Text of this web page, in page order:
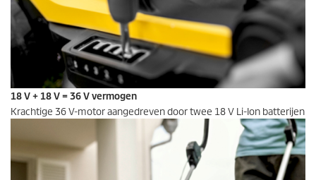
18 V + 18 V = 36 V vermogen
Krachtige 36 V-motor aangedreven door twee 18 V Li-Ion batterijen